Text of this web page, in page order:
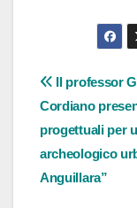
articoli
Il professor
Cordiano
progettuali per
archeologico
Anguillara”